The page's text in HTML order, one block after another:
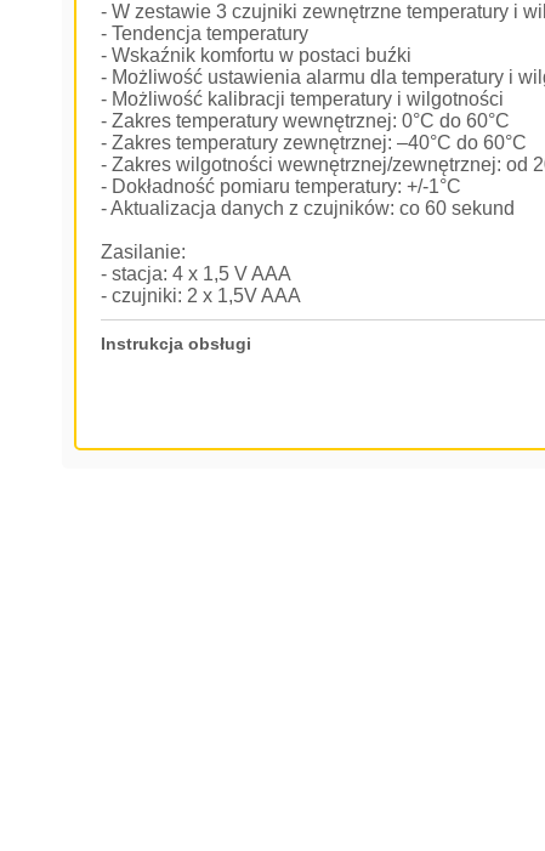
- W zestawie 3 czujniki zewnętrzne temperatury i
- Tendencja temperatury
- Wskaźnik komfortu w postaci buźki
- Możliwość ustawienia alarmu dla temperatury i
- Możliwość kalibracji temperatury i wilgotności
- Zakres temperatury wewnętrznej: 0°C do 60°C
- Zakres temperatury zewnętrznej: –40°C do 60°C
- Zakres wilgotności wewnętrznej/zewnętrznej: od
- Dokładność pomiaru temperatury: +/-1°C
- Aktualizacja danych z czujników: co 60 sekund
Zasilanie:
- stacja: 4 x 1,5 V AAA
- czujniki: 2 x 1,5V AAA
Instrukcja obsługi